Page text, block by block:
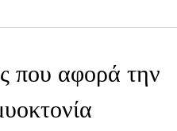
που αφορά την